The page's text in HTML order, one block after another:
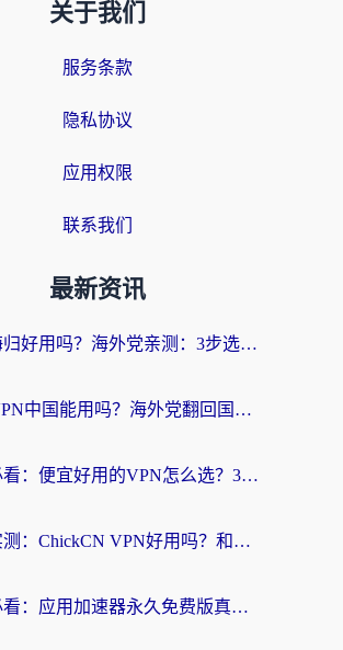
关于我们
服务条款
隐私协议
应用权限
联系我们
最新资讯
穿梭和海归好用吗？海外党亲测：3步选对回国加速器，无缝刷国内剧玩手游
ExpressVPN中国能用吗？海外党翻回国内的加速器选择指南（附番茄加速器实测）
海外党必看：便宜好用的VPN怎么选？3步解决回国访问难题+Steam改区技巧
海外党实测：ChickCN VPN好用吗？和OurPlay VPN对比哪个回国效果更好？附避坑指南
海外党必看：应用加速器永久免费版真的靠谱吗？教你选对回国加速器无缝刷国内资源